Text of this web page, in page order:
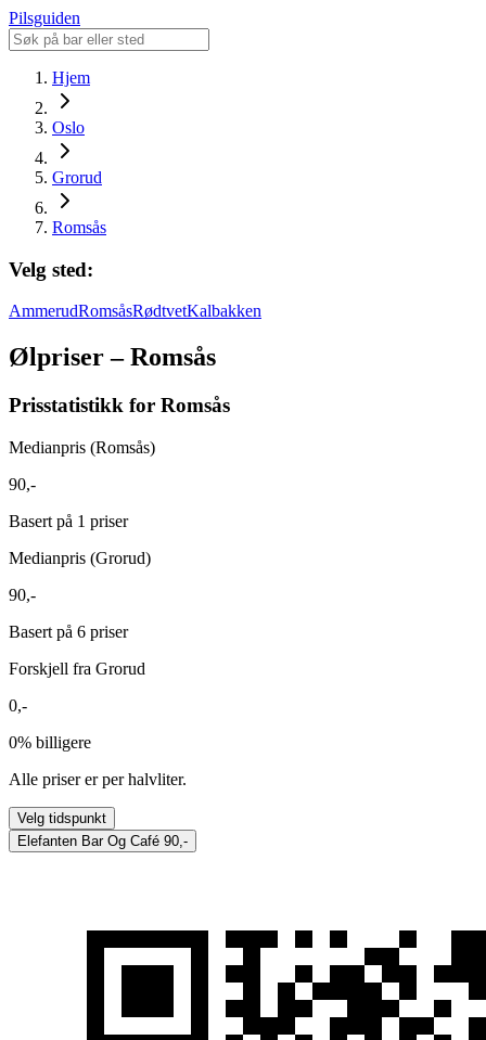
Pilsguiden
Hjem
Oslo
Grorud
Romsås
Velg sted:
AmmerudRomsåsRødtvetKalbakken
Ølpriser – Romsås
Prisstatistikk for Romsås
Medianpris (Romsås)
90,-
Basert på 1 priser
Medianpris (Grorud)
90,-
Basert på 6 priser
Forskjell fra Grorud
0,-
0% billigere
Alle priser er per halvliter.
Velg tidspunkt
Elefanten Bar Og Café 90,-